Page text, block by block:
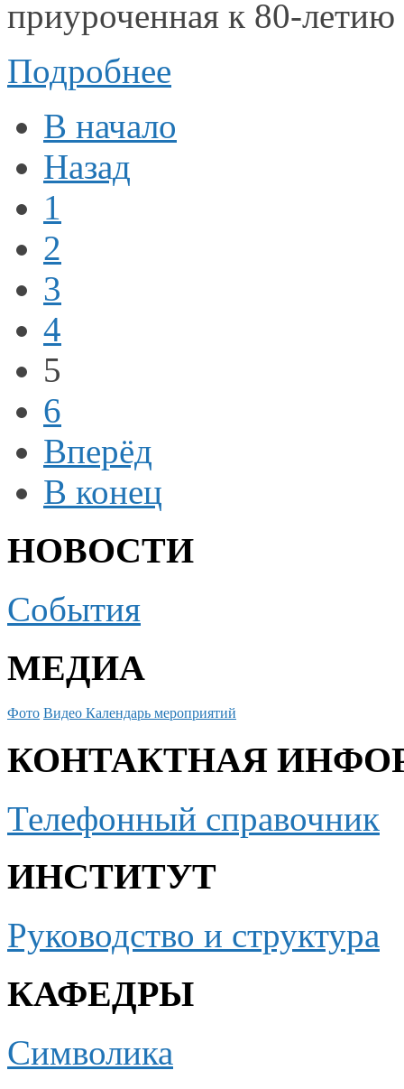
приуроченная к 80-
Подробнее
В начало
Назад
1
2
3
4
5
6
Вперёд
В конец
НОВОСТИ
События
МЕДИА
Фото Видео Календарь мероприятий
КОНТАКТНАЯ
Телефонный справочник
ИНСТИТУТ
Руководство и структура
КАФЕДРЫ
Символика